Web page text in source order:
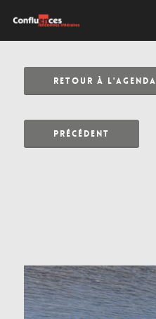
RETOUR À L'AGENDA
PRÉCÉDENT